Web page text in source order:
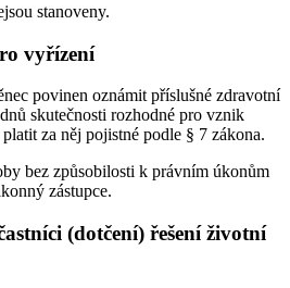
stanoveny.
vyřízení
povinen oznámit příslušné zdravotní
skutečnosti rozhodné pro vznik
za něj pojistné podle § 7 zákona.
bez způsobilosti k právním úkonům
zástupce.
(dotčení) řešení životní